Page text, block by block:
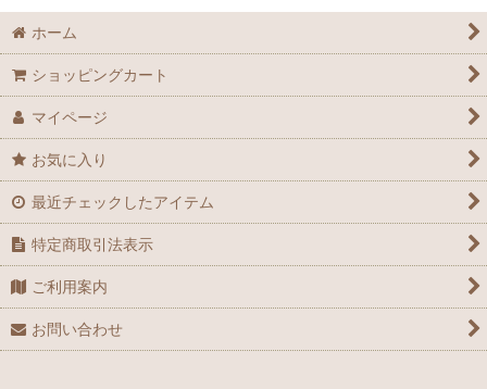
ホーム
ショッピングカート
マイページ
お気に入り
最近チェックしたアイテム
特定商取引法表示
ご利用案内
お問い合わせ